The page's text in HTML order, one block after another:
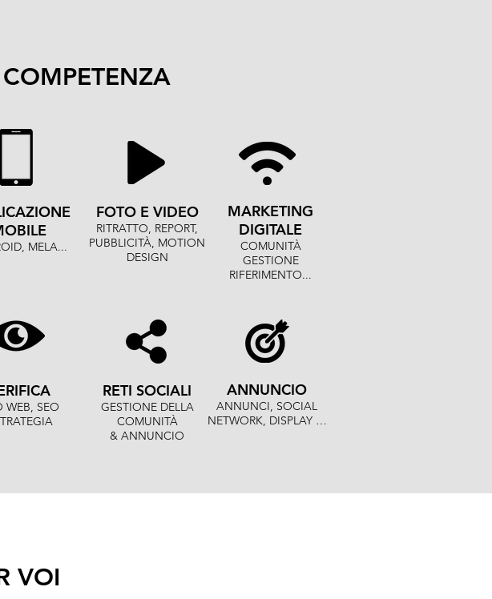
MELA...
MARKETING
DIGITALE
COMUNITÀ
GESTIONE
RIFERIMENTO...
FOTO E VIDEO
RITRATTO, REPORT,
PUBBLICITÀ, MOTION
DESIGN
WEB, SEO
ANNUNCIO
ANNUNCI, SOCIAL
NETWORK, DISPLAY…
RETI SOCIALI
GESTIONE DELLA
COMUNITÀ
& ANNUNCIO
VOI